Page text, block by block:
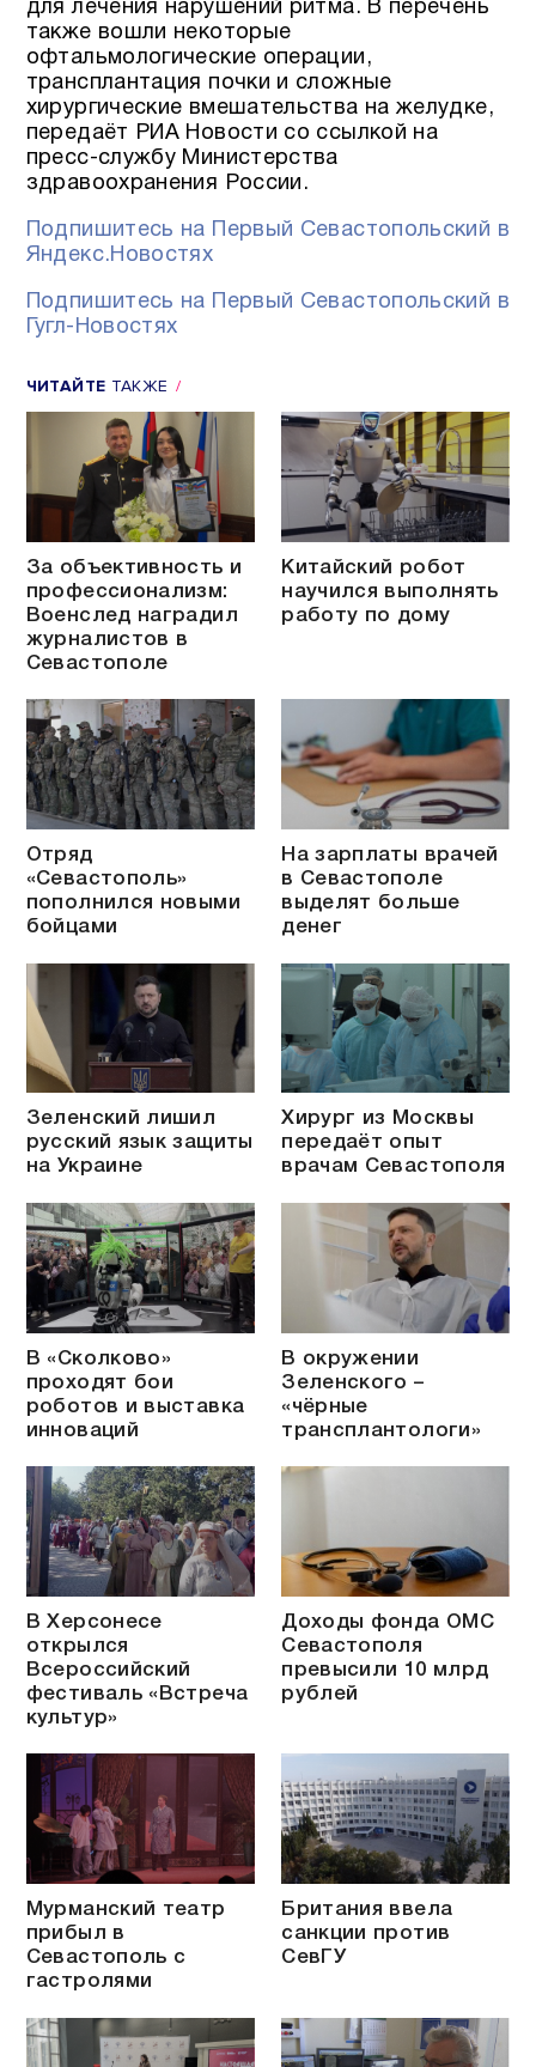
для лечения нарушений ритма. В перечень
также вошли некоторые
офтальмологические операции,
трансплантация почки и сложные
хирургические вмешательства на желудке,
передаёт РИА Новости со ссылкой на
пресс-службу Министерства
здравоохранения России.
Подпишитесь на Первый Севастопольский в
Яндекс.Новостях
Подпишитесь на Первый Севастопольский в
Гугл-Новостях
ЧИТАЙТЕ ТАКЖЕ
За объективность и
профессионализм:
Военслед наградил
журналистов в
Севастополе
Китайский робот
научился выполнять
работу по дому
Отряд
«Севастополь»
пополнился новыми
бойцами
На зарплаты врачей
в Севастополе
выделят больше
денег
Зеленский лишил
русский язык защиты
на Украине
Хирург из Москвы
передаёт опыт
врачам Севастополя
В «Сколково»
проходят бои
роботов и выставка
инноваций
В окружении
Зеленского –
«чёрные
трансплантологи»
В Херсонесе
открылся
Всероссийский
фестиваль «Встреча
культур»
Доходы фонда ОМС
Севастополя
превысили 10 млрд
рублей
Мурманский театр
прибыл в
Севастополь с
гастролями
Британия ввела
санкции против
СевГУ